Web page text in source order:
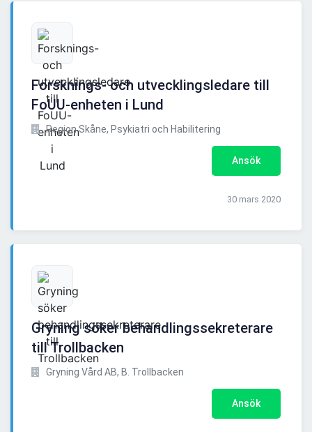
Forsknings- och utvecklingsledare till
FoUU-enheten i Lund
Region Skåne, Psykiatri och Habilitering
Ansök
30 mars 2020
Gryning söker behandlingssekreterare
till Trollbacken
Gryning Vård AB, B. Trollbacken
Ansök